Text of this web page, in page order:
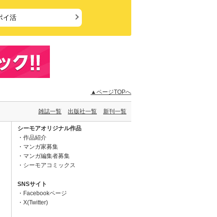
イ活
▲ページTOPへ
雑誌一覧 出版社一覧 新刊一覧
シーモアオリジナル作品
作品紹介
マンガ家募集
マンガ編集者募集
シーモアコミックス
SNSサイト
Facebookページ
X(Twitter)